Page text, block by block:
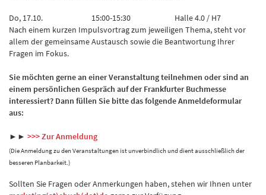
Do, 17.10. 15:00-15:30
Halle 4.0 / H7
Nach einem kurzen Impulsvortrag zum jeweiligen Thema, steht vor
allem der gemeinsame Austausch sowie die Beantwortung Ihrer
Fragen im Fokus.
Sie möchten gerne an einer Veranstaltung teilnehmen oder sind an
einem persönlichen Gespräch auf der Frankfurter Buchmesse
interessiert? Dann füllen Sie bitte das folgende Anmeldeformular
aus:
►► >>> Zur Anmeldung
(Die Anmeldung zu den Veranstaltungen ist unverbindlich und dient ausschließlich der
besseren Planbarkeit.)
Sollten Sie Fragen oder Anmerkungen haben, stehen wir Ihnen unter